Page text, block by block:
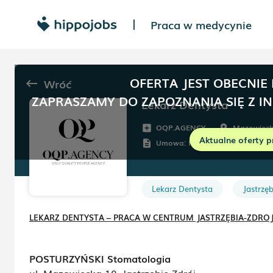
| Praca w medycynie
OFERTA JEST
ZAPRASZAMY DO ZAPOZNANIA SIĘ Z
Aktualne oferty
keyboard_backspace Wróć
Lekarz Dentysta
add_box OQP.AGENCY room
description Umowa: Kontrakt (B2B)
Lekarz Dentysta
LEKARZ DENTYSTA – PRACA W CENTRUM JASTRZĘBIA-
POSTURZYŃSKI Stomatologia